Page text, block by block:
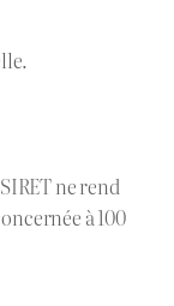
ne rend
à 100